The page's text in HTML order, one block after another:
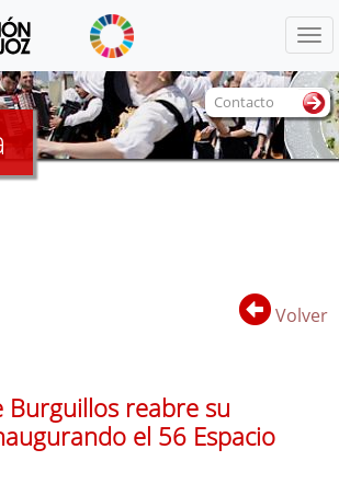
Volver
Burguillos reabre su
el 56 Espacio
Contacto